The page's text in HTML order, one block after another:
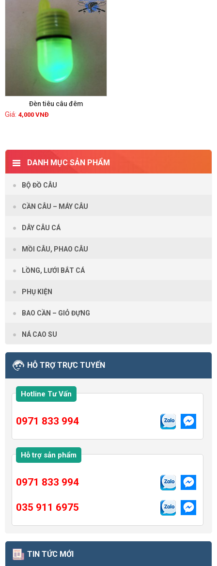
Đèn tiêu câu đêm
4,000 VNĐ
DANH MỤC SẢN PHẨM
BỘ ĐỒ CÂU
CẦN CÂU – MÁY CÂU
DÂY CÂU CÁ
MỒI CÂU, PHAO CÂU
LỒNG, LƯỚI BẮT CÁ
PHỤ KIỆN
BAO CẦN – GIỎ ĐỰNG
NÁ CAO SU
HỖ TRỢ TRỰC TUYẾN
Hotline Tư Vấn
0971 833 994
Hỗ trợ sản phẩm
0971 833 994
035 911 6975
TIN TỨC MỚI